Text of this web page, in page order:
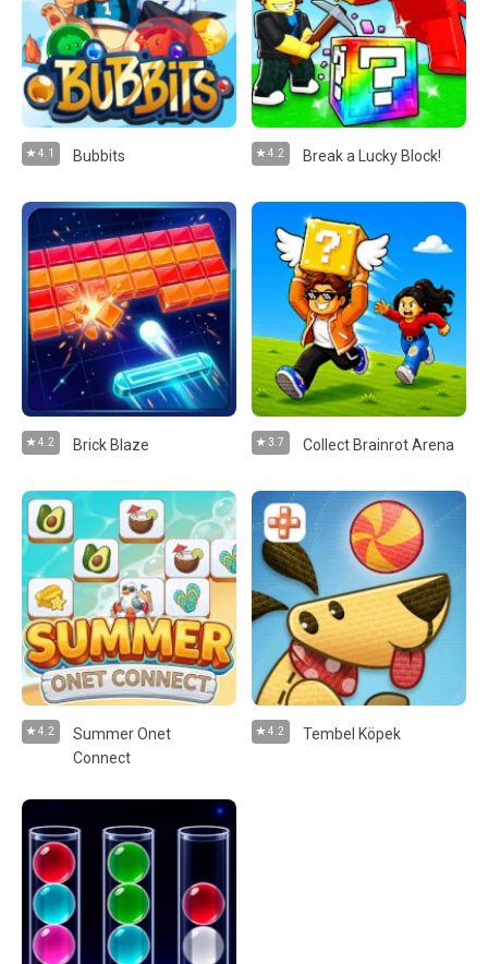
4.1 Bubbits 4.2 Break a Lucky Block!
4.2 Brick Blaze 3.7 Collect Brainrot Arena
4.2
Summer Onet
Connect
4.2 Tembel Köpek